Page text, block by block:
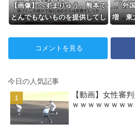
【画像】へずまりゅう、熊本で
とんでもないものを提供してし
「外
増 東
コメントを見る
今日の人気記事
【動画】女性審
ｗｗｗｗｗｗｗｗ